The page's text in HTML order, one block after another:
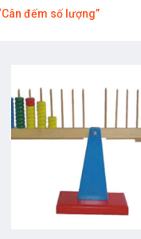
đếm số lượng”